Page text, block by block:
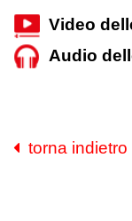
Video
Audio
torna indietro